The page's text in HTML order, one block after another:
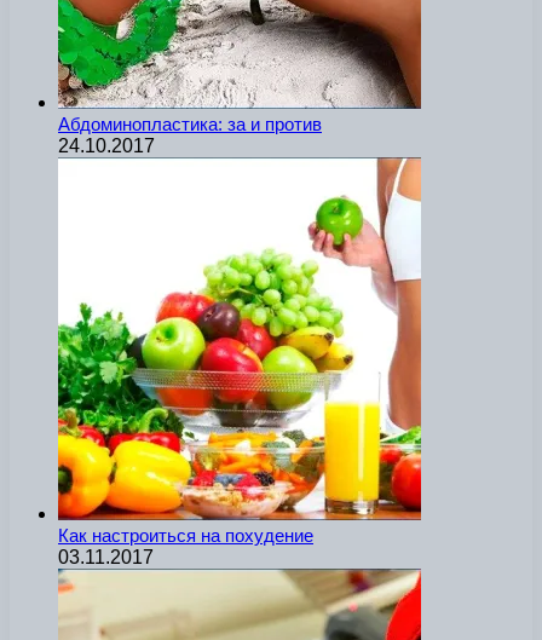
Абдоминопластика: за и против
24.10.2017
Как настроиться на похудение
03.11.2017